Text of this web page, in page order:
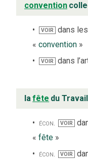
convention
VOIR
dans
« convention »
VOIR dans
lafête du Travail
écon. VOIR
« fête »
écon.
VOIR